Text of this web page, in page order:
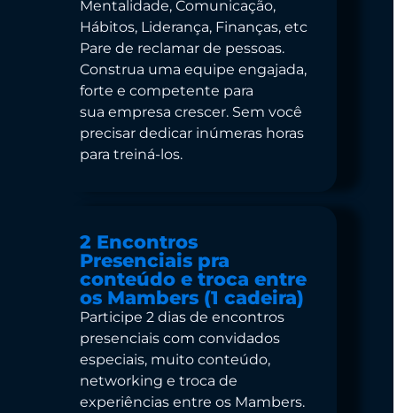
Mentalidade, Comunicação,
Hábitos, Liderança, Finanças, etc
Pare de reclamar de pessoas.
Construa uma equipe engajada,
forte e competente para
sua empresa crescer. Sem você
precisar dedicar inúmeras horas
para treiná-los.
2 Encontros
Presenciais pra
conteúdo e troca entre
os Mambers (1 cadeira)
Participe 2 dias de encontros
presenciais com convidados
especiais, muito conteúdo,
networking e troca de
experiências entre os Mambers.